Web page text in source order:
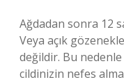
Ağdadan sonra 12
Veya açık
değildir. Bu
cildinizin nefes